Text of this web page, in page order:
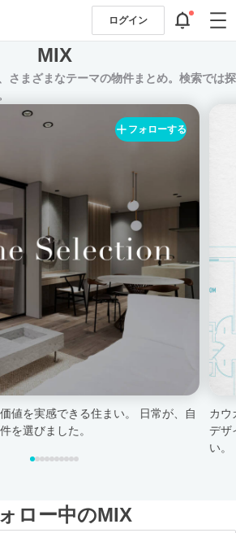
ログイン
MIX
さまざまなテーマの物件まとめ。検索では探
値を実感できる住まい。 日常が、自
を選びました。
フォローする
カウ
デザ
い。
ロー中のMIX